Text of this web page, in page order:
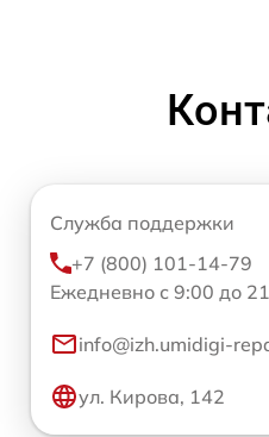
Служба поддержки
+7 (800) 101-14-79
Ежедневно с 9:00 до
info@izh.umidigi-
ул. Кирова, 142